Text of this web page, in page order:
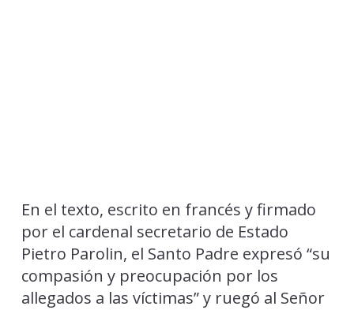
En el texto, escrito en francés y firmado
por el cardenal secretario de Estado
Pietro Parolin, el Santo Padre expresó “su
compasión y preocupación por los
allegados a las víctimas” y ruegó al Señor